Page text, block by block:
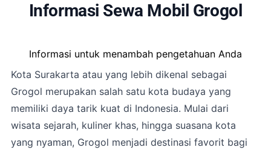
Informasi Sewa Mobil Grogol
Informasi untuk menambah pengetahuan Anda
Kota Surakarta atau yang lebih dikenal sebagai
Grogol merupakan salah satu kota budaya yang
memiliki daya tarik kuat di Indonesia. Mulai dari
wisata sejarah, kuliner khas, hingga suasana kota
yang nyaman, Grogol menjadi destinasi favorit bagi